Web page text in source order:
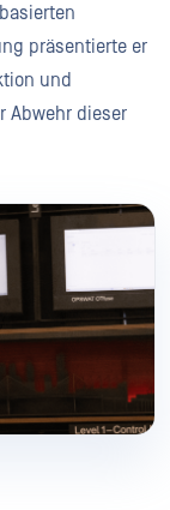
präsentierte er
und
Abwehr dieser